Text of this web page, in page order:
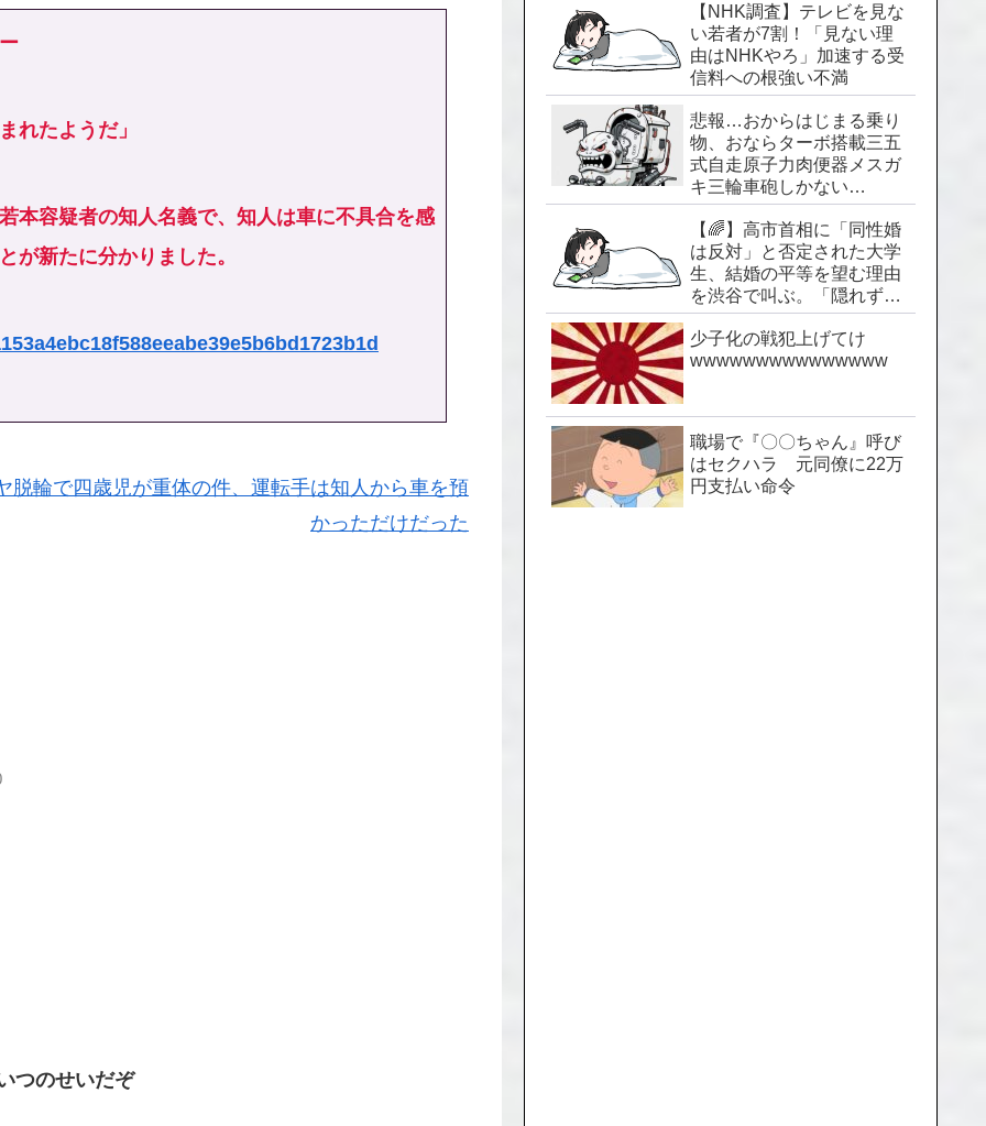
れたようだ」
本容疑者の知人名義で、知人は車に不具合を感
が新たに分かりました。
脱輪で四歳児が重体の件、運転手は知人から車を預
かっただけだった
つのせいだぞ
【NHK調査】テレビを見な
い若者が7割！「見ない理
由はNHKやろ」加速する受
信料への根強い不満
悲報…おからはじまる乗り
物、おならターボ搭載三五
式自走原子力肉便器メスガ
キ三輪車砲しかない…
【🌈】高市首相に「同性婚
は反対」と否定された大学
生、結婚の平等を望む理由
を渋谷で叫ぶ。「隠れずに
生きられる社会を」
少子化の戦犯上げてけ
wwwwwwwwwwwwwww
職場で『〇〇ちゃん』呼び
はセクハラ 元同僚に22万
円支払い命令